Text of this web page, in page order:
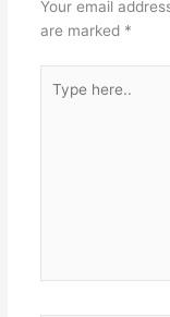
Your email
are marked *
here..